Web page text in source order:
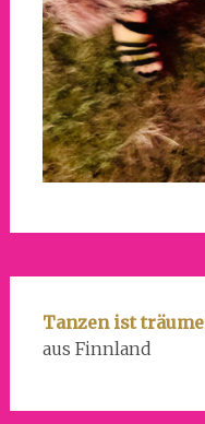
Tanzen ist
aus Finnland